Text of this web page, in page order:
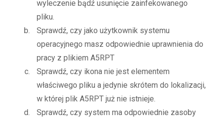
wyleczenie bądź usunięcie zainfekowanego
pliku.
Sprawdź, czy jako użytkownik systemu
operacyjnego masz odpowiednie uprawnienia do
pracy z plikiem A5RPT
Sprawdź, czy ikona nie jest elementem
właściwego pliku a jedynie skrótem do lokalizacji,
w której plik A5RPT już nie istnieje.
Sprawdź, czy system ma odpowiednie zasoby